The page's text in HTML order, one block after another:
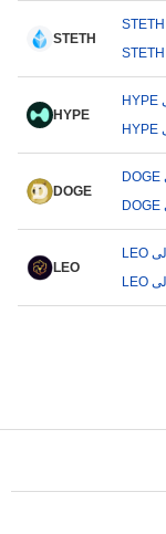
STETH
HYPE
DOGE
LEO